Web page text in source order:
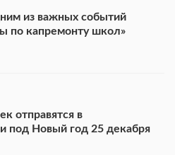
из важных событий
по капремонту школ»
отправятся в
под Новый год 25 декабря